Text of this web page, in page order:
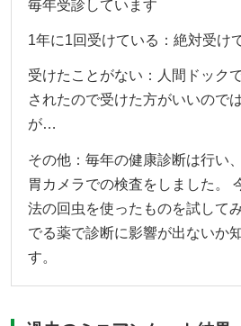
毎年受診しています
1年に1回受けている：絶対受け
受けたことがない：人間ドック
されたので受けた方がいいので
が…
その他：毎年の健康診断は行い
胃カメラでの検査をしました。
法の回虫を使ったものを試して
でる薬で診断に影響が出ないか
す。